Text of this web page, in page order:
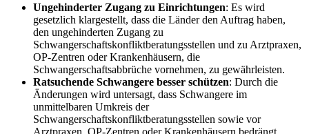
Ungehinderter Zugang zu Einrichtungen: Es wird
gesetzlich klargestellt, dass die Länder den Auftrag haben,
den ungehinderten Zugang zu
Schwangerschaftskonfliktberatungsstellen und zu Arztpraxen,
OP-Zentren oder Krankenhäusern, die
Schwangerschaftsabbrüche vornehmen, zu gewährleisten.
Ratsuchende Schwangere besser schützen: Durch die
Änderungen wird untersagt, dass Schwangere im
unmittelbaren Umkreis der
Schwangerschaftskonfliktberatungsstellen sowie vor
Arztpraxen, OP-Zentren oder Krankenhäusern bedrängt,